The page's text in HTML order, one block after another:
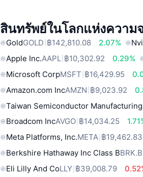
สินทรัพย์ในโลกแห่งความ
GoldGOLD ฿142,810.08 2.07%
Apple Inc.AAPL ฿10,302.92 0.29%
Microsoft CorpMSFT ฿16,429.95
Amazon.com IncAMZN ฿9,023.92
Taiwan Semiconductor
Broadcom IncAVGO ฿14,034.25
Meta Platforms, Inc.META ฿19,462.83
Berkshire Hathaway Inc Class BBRK.B
Eli Lilly And CoLLY ฿39,008.79